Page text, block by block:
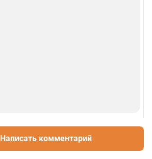
Написать комментарий